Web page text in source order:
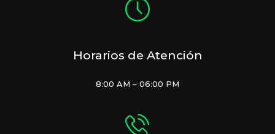
Horarios de Atención
8:00 AM – 06:00 PM